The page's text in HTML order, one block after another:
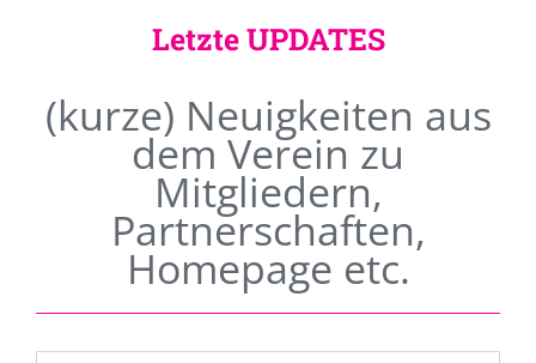
Letzte UPDATES
(kurze) Neuigkeiten aus
dem Verein zu
Mitgliedern,
Partnerschaften,
Homepage etc.